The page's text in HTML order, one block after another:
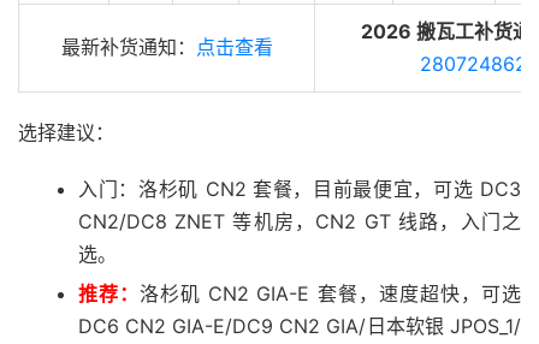
最新补货通知： 点击查看
2026 搬瓦工补货通
280724862
选择建议：
入门：洛杉矶 CN2 套餐，目前最便宜，可选 DC3
CN2/DC8 ZNET 等机房，CN2 GT 线路，入门之
选。
推荐：洛杉矶 CN2 GIA-E 套餐，速度超快，可选
DC6 CN2 GIA-E/DC9 CN2 GIA/日本软银 JPOS_1/